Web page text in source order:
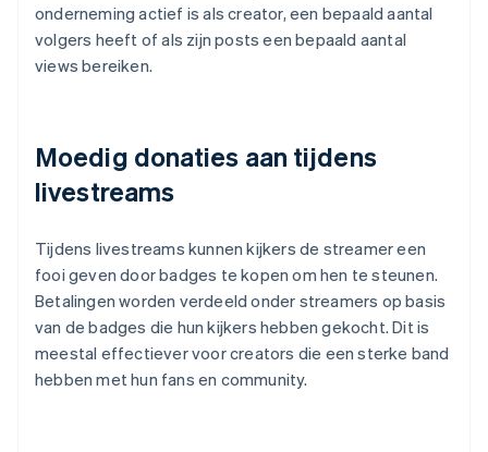
onderneming actief is als creator, een bepaald aantal
volgers heeft of als zijn posts een bepaald aantal
views bereiken.
Moedig donaties aan tijdens
livestreams
Tijdens livestreams kunnen kijkers de streamer een
fooi geven door badges te kopen om hen te steunen.
Betalingen worden verdeeld onder streamers op basis
van de badges die hun kijkers hebben gekocht. Dit is
meestal effectiever voor creators die een sterke band
hebben met hun fans en community.